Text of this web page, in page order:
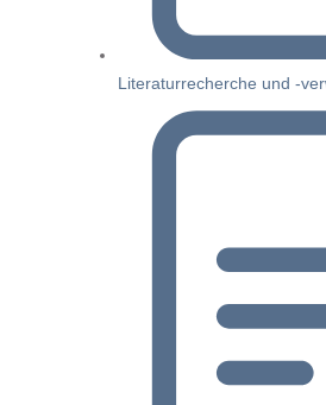
Literaturrecherche und -